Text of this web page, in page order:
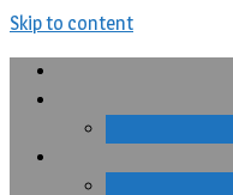
Skip to content